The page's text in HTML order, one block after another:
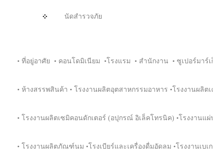
นัดสำรวจภัย
• ที่อยู่อาศัย • คอนโดมิเนียม •โรงแรม • สํานักงาน • ซูเปอร์มาร์เ
• ห้างสรรพสินค้า • โรงงานผลิตอุตสาหกรรมอาหาร •โรงงานผลิตเ
• โรงงานผลิตเซมิคอนดักเตอร์ (อปุกรณ์ อิเล็คโทรนิค) •โรงงานแผ่
• โรงงานผลิตภัณฑ์นม •โรงเบียร์และเครื่องดื่มอัดลม •โรงงานเบเก